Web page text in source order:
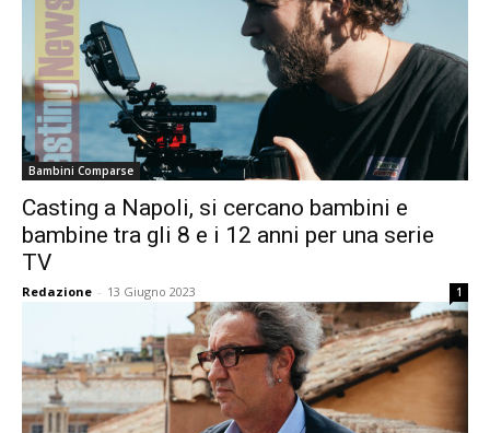
Bambini Comparse
Casting a Napoli, si cercano bambini e
bambine tra gli 8 e i 12 anni per una serie
TV
Redazione - 13 Giugno 2023 1